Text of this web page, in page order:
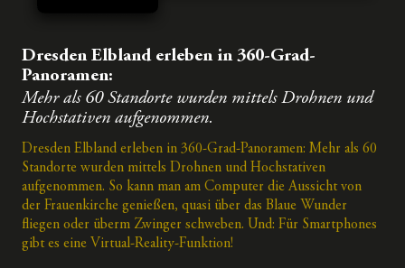
Dresden Elbland erleben in 360-Grad-
Panoramen:
Mehr als 60 Standorte wurden mittels Drohnen und
Hochstativen aufgenommen.
Dresden Elbland erleben in 360-Grad-Panoramen: Mehr als 60
Standorte wurden mittels Drohnen und Hochstativen
aufgenommen. So kann man am Computer die Aussicht von
der Frauenkirche genießen, quasi über das Blaue Wunder
fliegen oder überm Zwinger schweben. Und: Für Smartphones
gibt es eine Virtual-Reality-Funktion!